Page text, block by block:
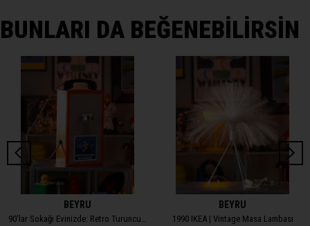
BUNLARI DA BEĞENEBİLİRSİN
BEYRU
90'lar Sokağı Evinizde: Retro Turuncu Ankesörlü Telefon (Duvar & Masa Dekor)
BEYRU
1990 IKEA | Vintage Masa Lambası